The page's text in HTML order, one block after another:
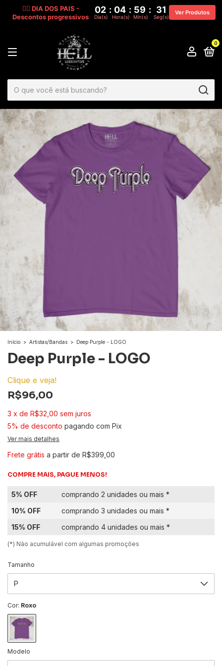
🧔‍♂️ DIA DOS PAIS -
Descontos progressivos
02 : 04 : 59 : 30
Dia(s) Hora(s) Min(s) Seg(s)
Ver Produtos
0
Início > Artistas/Bandas > Deep Purple - LOGO
Deep Purple - LOGO
Clique e veja!
R$96,00
3 x de R$32,00 sem juros
5% de desconto pagando com Pix
Ver mais detalhes
Frete grátis a partir de R$399,00
COMPRE MAIS, PAGUE MENOS!
5% OFF
comprando 2 unidades ou mais *
10% OFF
comprando 3 unidades ou mais *
15% OFF
comprando 4 unidades ou mais *
(*) Não acumulável com algumas promoções
Tamanho
Cor: Roxo
Modelo